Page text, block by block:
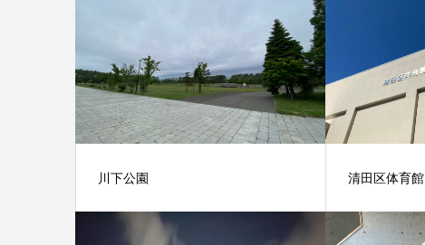
川下公園 清田区体育館